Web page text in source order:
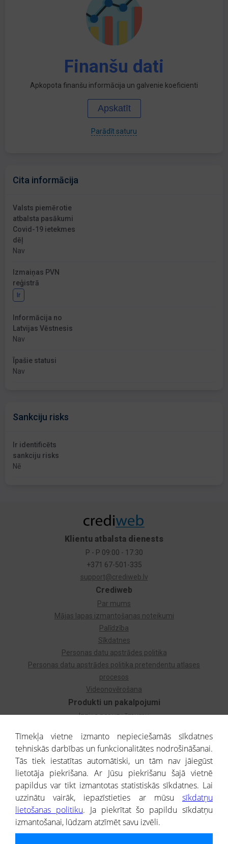
Finanšu dati
Apkopota finanšu informācija un galvenie koeficienti
Apskatīt
Parādīt saturu
Cita informācija
Valsts piemērotie
atbalsta pasākumi
Covid-19 ietekmes
dēļ
Nav
Izmaiņas PVN
reģistrā
Ir
Informācija no
Latvijas Vēstnesis
Nav
Īpašie statusi
Nav
Sankciju risks
Ir identificēts
sankciju risks
Nē
Produkti un pakalpojumi
Izziņa par uzņēmumu
Dzimtas koks
Uzņēmumu atlase
Monitorings
Kredītizziņa par ārvalstu uzņēmumiem
Crediweb
Par mums
Mājas lapas izmantošanas noteikumi
Palīdzība
Sīkdatnes
Personas datu apstrādes politika
Personas datu apstrādes politika pretendentu atlases
procesos
Videonovērošana
Klientu atbalsta dienests
P - P 09:00 - 17:30
+371 67-501-335
support@crediweb.lv
® CREDITREFORM Latvija
SIA
Tīmekļa vietne izmanto nepieciešamās sīkdatnes
tehniskās darbības un funkcionalitātes nodrošināšanai.
Tās tiek iestatītas automātiski, un tām nav jāiegūst
lietotāja piekrišana. Ar Jūsu piekrišanu šajā vietnē
papildus var tikt izmantotas statistiskās sīkdatnes. Lai
uzzinātu vairāk, iepazīstieties ar mūsu sīkdatņu
lietošanas politiku. Ja piekrītat šo papildu sīkdatņu
izmantošanai, lūdzam atzīmēt savu izvēli.